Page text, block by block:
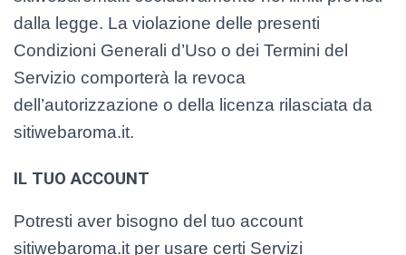
dalla legge. La violazione delle presenti
Condizioni Generali d’Uso o dei Termini del
Servizio comporterà la revoca
dell’autorizzazione o della licenza rilasciata da
sitiwebaroma.it.
IL TUO ACCOUNT
Potresti aver bisogno del tuo account
sitiwebaroma.it per usare certi Servizi